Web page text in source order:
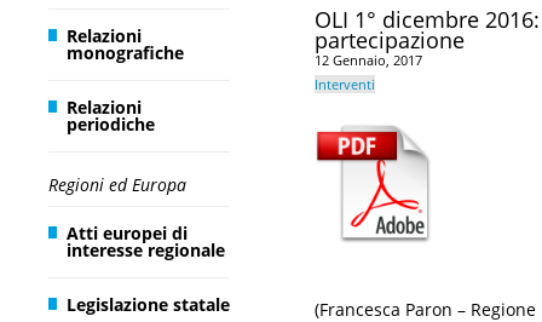
Relazioni
monografiche
Relazioni
periodiche
Regioni ed Europa
Atti europei di
interesse regionale
Legislazione statale
OLI 1° dicembre
partecipazione
12 Gennaio, 2017
Interventi
(Francesca Paron –